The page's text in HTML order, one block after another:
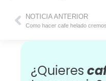
NOTICIA ANTERIOR
Como hacer cafe helado
¿Quieres